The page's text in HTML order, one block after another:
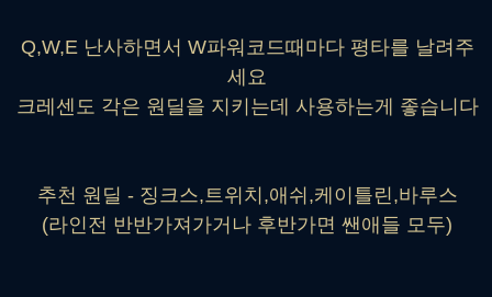
Q,W,E 난사하면서 W파워코드때마다 평타를 날려주
세요
크레센도 각은 원딜을 지키는데 사용하는게 좋습니다
추천 원딜 - 징크스,트위치,애쉬,케이틀린,바루스
(라인전 반반가져가거나 후반가면 쌘애들 모두)